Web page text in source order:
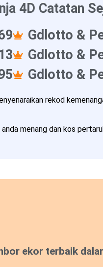
4D Catatan
Gdlotto &
Gdlotto &
Gdlotto &
rekod
menang dan kos
ekor terbaik